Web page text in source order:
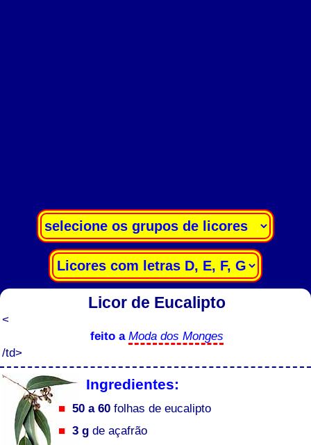
Licor de Eucalipto
<
feito a Moda dos Monges
/td>
Ingredientes:
50 a 60folhas de eucalipto
3 g de açafrão